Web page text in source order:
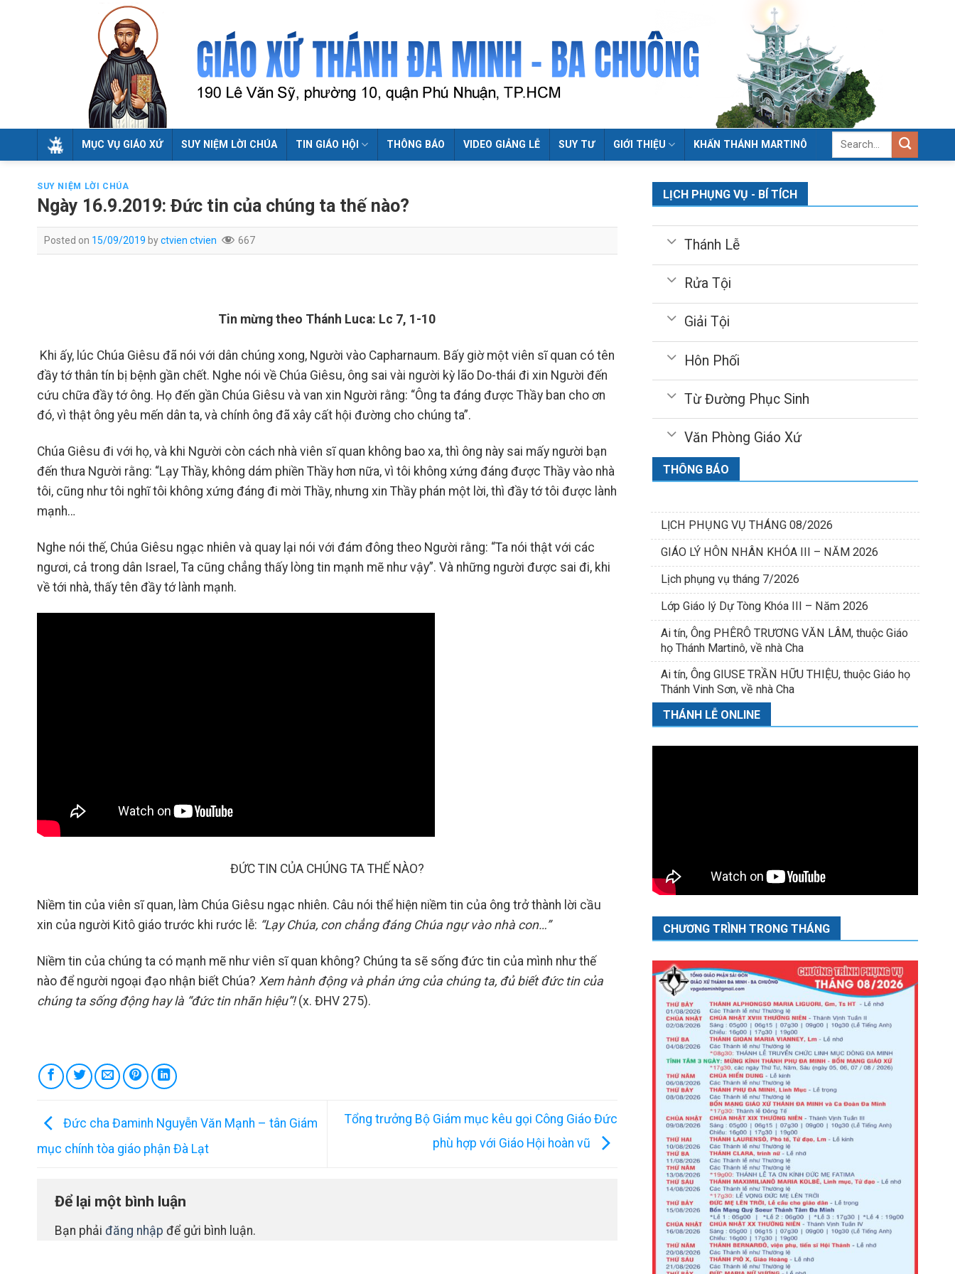
MỤC VỤ GIÁO XỨ SUY NIỆM LỜI CHÚA TIN GIÁO HỘI THÔNG BÁO VIDEO GIẢNG LỄ SUY TƯ GIỚI THIỆU KHẤN THÁNH MARTINÔ
SUY NIỆM LỜI CHÚA
Ngày 16.9.2019: Đức tin của chúng ta thế nào?
Posted on 15/09/2019 byctvien ctvien 667
Tin mừng theo Thánh Luca: Lc 7, 1-10
Khi ấy, lúc Chúa Giêsu đã nói với dân chúng xong, Người vào Capharnaum. Bấy giờ một viên sĩ quan có tên
đầy tớ thân tín bị bệnh gần chết. Nghe nói về Chúa Giêsu, ông sai vài người kỳ lão Do-thái đi xin Người đến
cứu chữa đầy tớ ông. Họ đến gần Chúa Giêsu và van xin Người rằng: “Ông ta đáng được Thầy ban cho ơn
đó, vì thật ông yêu mến dân ta, và chính ông đã xây cất hội đường cho chúng ta”.
Chúa Giêsu đi với họ, và khi Người còn cách nhà viên sĩ quan không bao xa, thì ông này sai mấy người bạn
đến thưa Người rằng: “Lạy Thầy, không dám phiền Thầy hơn nữa, vì tôi không xứng đáng được Thầy vào nhà
tôi, cũng như tôi nghĩ tôi không xứng đáng đi mời Thầy, nhưng xin Thầy phán một lời, thì đầy tớ tôi được lành
mạnh…
Nghe nói thế, Chúa Giêsu ngạc nhiên và quay lại nói với đám đông theo Người rằng: “Ta nói thật với các
ngươi, cả trong dân Israel, Ta cũng chẳng thấy lòng tin mạnh mẽ như vậy”. Và những người được sai đi, khi
về tới nhà, thấy tên đầy tớ lành mạnh.
ĐỨC TIN CỦA CHÚNG TA THẾ NÀO?
Niềm tin của viên sĩ quan, làm Chúa Giêsu ngạc nhiên. Câu nói thể hiện niềm tin của ông trở thành lời cầu
xin của người Kitô giáo trước khi rước lễ: “Lạy Chúa, con chẳng đáng Chúa ngự vào nhà con…”
Niềm tin của chúng ta có mạnh mẽ như viên sĩ quan không? Chúng ta sẽ sống đức tin của mình như thế
nào để người ngoại đạo nhận biết Chúa? Xem hành động và phản ứng của chúng ta, đủ biết đức tin của
chúng ta sống động hay là “đức tin nhãn hiệu”!(x. ĐHV 275).
Đức cha Đaminh Nguyễn Văn Mạnh – tân Giám
mục chính tòa giáo phận Đà Lạt
Tổng trưởng Bộ Giám mục kêu gọi Công Giáo Đức
phù hợp với Giáo Hội hoàn vũ
Để lại một bình luận
Bạn phải đăng nhập để gửi bình luận.
LỊCH PHỤNG VỤ - BÍ TÍCH
Thánh Lễ
Rửa Tội
Giải Tội
Hôn Phối
Từ Đường Phục Sinh
Văn Phòng Giáo Xứ
THÔNG BÁO
LỊCH PHỤNG VỤ THÁNG 08/2026
GIÁO LÝ HÔN NHÂN KHÓA III – NĂM 2026
Lịch phụng vụ tháng 7/2026
Lớp Giáo lý Dự Tòng Khóa III – Năm 2026
Ai tín, Ông PHÊRÔ TRƯƠNG VĂN LÂM, thuộc Giáo
họ Thánh Martinô, về nhà Cha
Ai tín, Ông GIUSE TRẦN HỮU THIỆU, thuộc Giáo họ
Thánh Vinh Sơn, về nhà Cha
THÁNH LỄ ONLINE
CHƯƠNG TRÌNH TRONG THÁNG